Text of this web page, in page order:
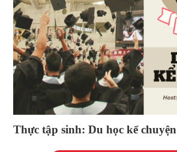
Thực tập sinh: Du học kể chuyện